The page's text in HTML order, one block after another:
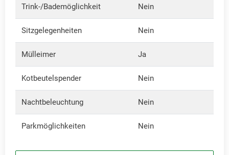
Trink-/Bademöglichkeit Nein
Sitzgelegenheiten Nein
Mülleimer Ja
Kotbeutelspender Nein
Nachtbeleuchtung Nein
Parkmöglichkeiten Nein